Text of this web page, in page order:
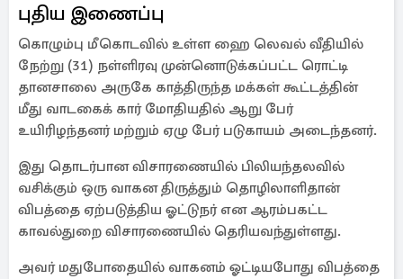
புதிய இணைப்பு
கொழும்பு மீகொடவில் உள்ள ஹை லெவல் வீதியில்
நேற்று (31) நள்ளிரவு முன்னொடுக்கப்பட்ட ரொட்டி
தானசாலை அருகே காத்திருந்த மக்கள் கூட்டத்தின்
மீது வாடகைக் கார் மோதியதில் ஆறு பேர்
உயிரிழந்தனர் மற்றும் ஏழு பேர் படுகாயம் அடைந்தனர்.
இது தொடர்பான விசாரணையில் பிலியந்தலவில்
வசிக்கும் ஒரு வாகன திருத்தும் தொழிலாளிதான்
விபத்தை ஏற்படுத்திய ஓட்டுநர் என ஆரம்பகட்ட
காவல்துறை விசாரணையில் தெரியவந்துள்ளது.
அவர் மதுபோதையில் வாகனம் ஓட்டியபோது விபத்தை